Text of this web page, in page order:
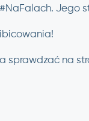
Jego
sprawdzać na